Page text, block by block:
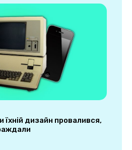
їхній дизайн провалився,